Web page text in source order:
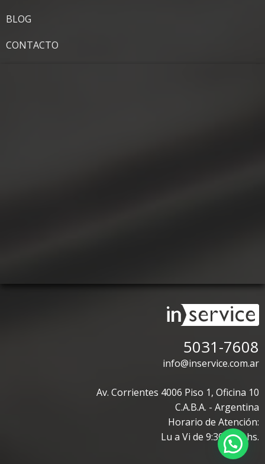
BLOG
CONTACTO
5031-7608
info@inservice.com.ar
Av. Corrientes 4006 Piso 1, Oficina 10
C.A.B.A. - Argentina
Horario de Atención:
Lu a Vi de 9:30 a 18 hs.